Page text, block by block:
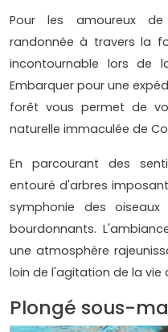
Pour les amoureux
randonnée à travers la
incontournable lors de
Embarquer pour une
forêt vous permet de
naturelle immaculée de
En parcourant des
entouré d'arbres
symphonie des
bourdonnants.
une atmosphère
loin de l'agitation de la vie
Plongé sous-